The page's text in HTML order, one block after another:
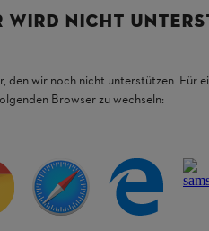
WIRD NICHT
den wir noch nicht unterstützen. Für
Browser zu wechseln: